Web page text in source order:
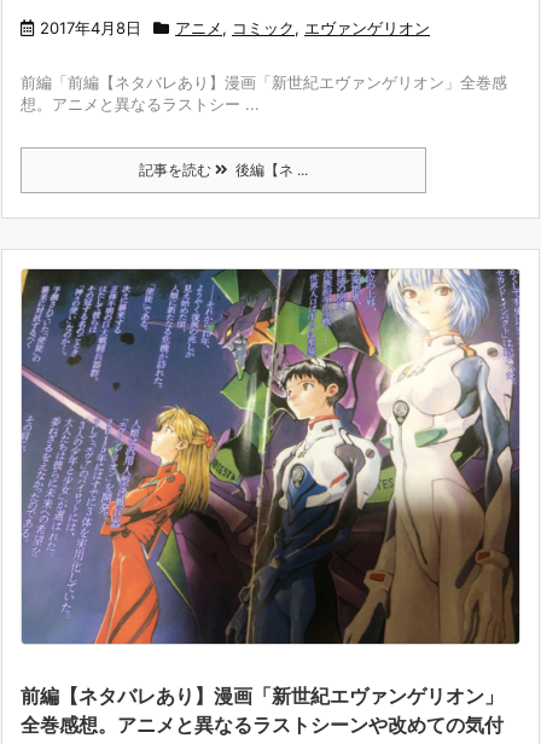
2017年4月8日 アニメ, コミック, エヴァンゲリオン
前編「前編【ネタバレあり】漫画「新世紀エヴァンゲリオン」全巻感
想。アニメと異なるラストシー ...
記事を読む 後編【ネ ...
前編【ネタバレあり】漫画「新世紀エヴァンゲリオン」
全巻感想。アニメと異なるラストシーンや改めての気付